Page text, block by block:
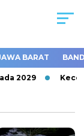
BARAT
2029